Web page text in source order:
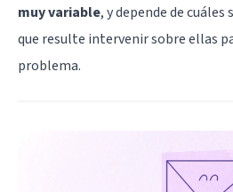
muy variable, y depende de cuáles
que resulte intervenir sobre ellas
problema.